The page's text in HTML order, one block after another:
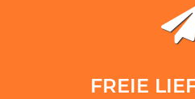
FREIE